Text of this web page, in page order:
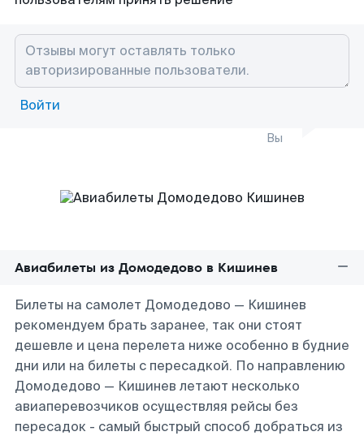
Войти
Вы
Авиабилеты из Домодедово в Кишинев
Билеты на самолет Домодедово — Кишинев
рекомендуем брать заранее, так они стоят
дешевле и цена перелета ниже особенно в будние
дни или на билеты с пересадкой. По направлению
Домодедово — Кишинев летают несколько
авиаперевозчиков осуществляя рейсы без
пересадок - самый быстрый способ добраться из